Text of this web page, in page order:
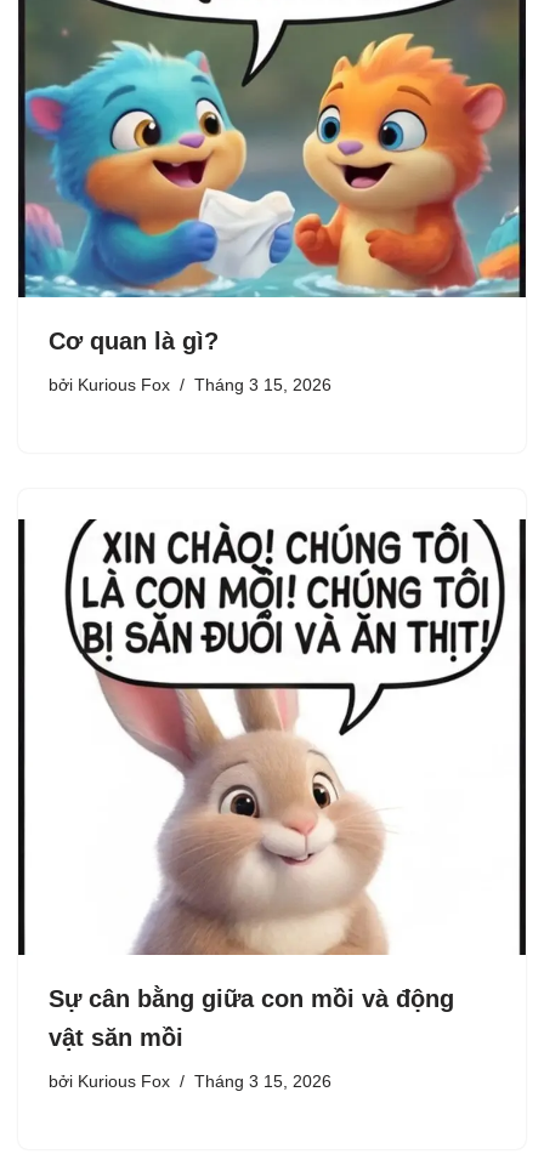
Cơ quan là gì?
bởi Kurious Fox Tháng 3 15, 2026
Sự cân bằng giữa con mồi và động
vật săn mồi
bởi Kurious Fox Tháng 3 15, 2026